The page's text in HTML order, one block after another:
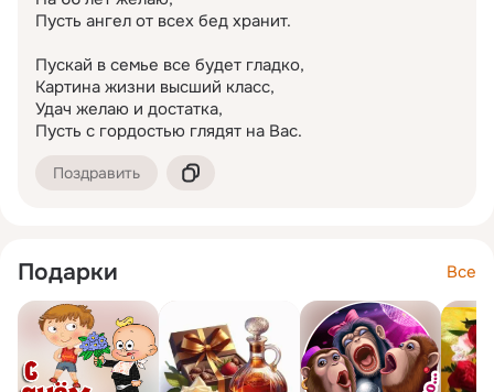
Пусть ангел от всех бед хранит.
Пускай в семье все будет гладко,
Картина жизни высший класс,
Удач желаю и достатка,
Пусть с гордостью глядят на Вас.
Поздравить
Подарки Все